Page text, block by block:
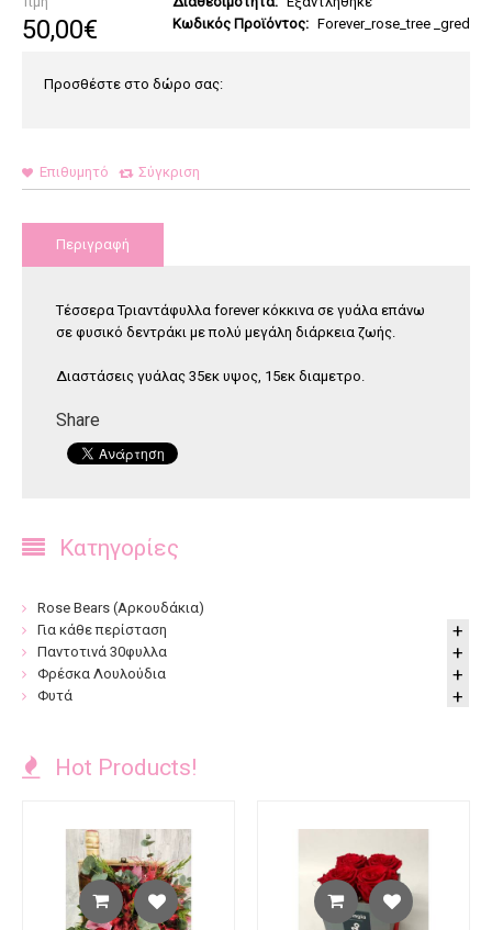
50,00€
Κωδικός Προϊόντος: Forever_rose_tree _gred
Προσθέστε στο δώρο σας:
Επιθυμητό Σύγκριση
Περιγραφή
Τέσσερα Τριαντάφυλλα forever κόκκινα σε γυάλα επάνω
σε φυσικό δεντράκι με πολύ μεγάλη διάρκεια ζωής.
Διαστάσεις γυάλας 35εκ υψος, 15εκ διαμετρο.
Share
Κατηγορίες
Rose Bears (Αρκουδάκια)
Για κάθε περίσταση
Παντοτινά 30φυλλα
Φρέσκα Λουλούδια
Φυτά
Hot Products!